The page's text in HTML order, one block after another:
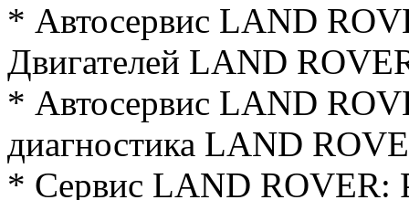
* Автосервис LAND
Двигателей LAND
* Автосервис LAND
диагностика LAND
* Сервис LAND ROVER: